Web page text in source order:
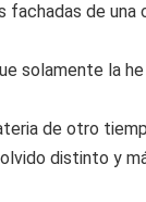
de una
solamente la he
de otro
distinto y